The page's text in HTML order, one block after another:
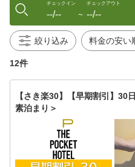
チェックイン
--/-- 〜
チェックアウト
--/--
絞り込み
12件
【さき楽30】【早期割引】30
素泊まり＞